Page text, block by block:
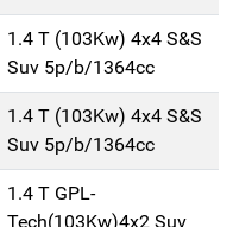
1.4 T (103Kw) 4x4 S&S
Suv 5p/b/1364cc
1.4 T (103Kw) 4x4 S&S
Suv 5p/b/1364cc
1.4 T GPL-
Tech(103Kw)4x2 Suv